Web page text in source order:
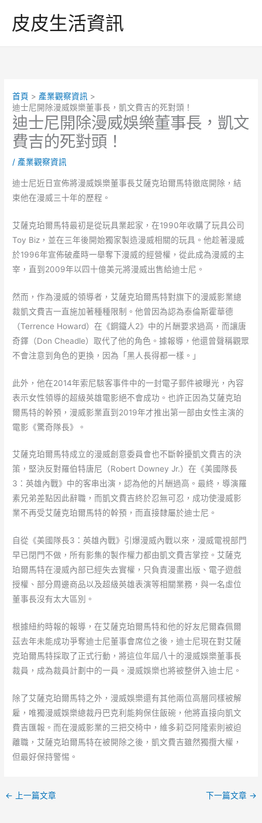
皮皮生活資訊
首頁
產業觀察資訊
迪士尼開除漫威娛樂董事長，凱文費吉的死對頭！
迪士尼開除漫威娛樂董事長，凱文
費吉的死對頭！
/ 產業觀察資訊
迪士尼近日宣佈將漫威娛樂董事長艾薩克珀爾馬特徹底開除，結
束他在漫威三十年的歷程。
艾薩克珀爾馬特最初是從玩具業起家，在1990年收購了玩具公司
Toy Biz，並在三年後開始獨家製造漫威相關的玩具。他趁著漫威
於1996年宣佈破產時一舉奪下漫威的經營權，從此成為漫威的主
宰，直到2009年以四十億美元將漫威出售給迪士尼。
然而，作為漫威的領導者，艾薩克珀爾馬特對旗下的漫威影業總
裁凱文費吉一直施加著種種限制。他曾因為認為泰倫斯霍華德
（Terrence Howard）在《鋼鐵人2》中的片酬要求過高，而讓唐
奇鐸（Don Cheadle）取代了他的角色。據報導，他還曾聲稱觀眾
不會注意到角色的更換，因為「黑人長得都一樣。」
此外，他在2014年索尼駭客事件中的一封電子郵件被曝光，內容
表示女性領導的超級英雄電影絕不會成功。也許正因為艾薩克珀
爾馬特的幹預，漫威影業直到2019年才推出第一部由女性主演的
電影《驚奇隊長》。
艾薩克珀爾馬特成立的漫威創意委員會也不斷幹擾凱文費吉的決
策，堅決反對羅伯特唐尼（Robert Downey Jr.）在《美國隊長
3：英雄內戰》中的客串出演，認為他的片酬過高。最終，導演羅
素兄弟差點因此辭職，而凱文費吉終於忍無可忍，成功使漫威影
業不再受艾薩克珀爾馬特的幹預，而直接隸屬於迪士尼。
自從《美國隊長3：英雄內戰》引爆漫威內戰以來，漫威電視部門
早已閉門不做，所有影集的製作權力都由凱文費吉掌控。艾薩克
珀爾馬特在漫威內部已經失去實權，只負責漫畫出版、電子遊戲
授權、部分周邊商品以及超級英雄表演等相關業務，與一名虛位
董事長沒有太大區別。
根據紐約時報的報導，在艾薩克珀爾馬特和他的好友尼爾森佩爾
茲去年未能成功爭奪迪士尼董事會席位之後，迪士尼現在對艾薩
克珀爾馬特採取了正式行動，將這位年屆八十的漫威娛樂董事長
裁員，成為裁員計劃中的一員。漫威娛樂也將被整併入迪士尼。
除了艾薩克珀爾馬特之外，漫威娛樂還有其他兩位高層同樣被解
雇，唯獨漫威娛樂總裁丹巴克利能夠保住飯碗，他將直接向凱文
費吉匯報。而在漫威影業的三把交椅中，維多莉亞阿隆索則被迫
離職，艾薩克珀爾馬特在被開除之後，凱文費吉雖然獨攬大權，
但最好保持警惕。
← 上一篇文章 下一篇文章 →